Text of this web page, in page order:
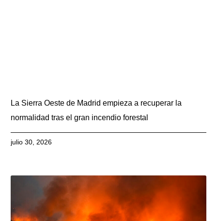
La Sierra Oeste de Madrid empieza a recuperar la
normalidad tras el gran incendio forestal
julio 30, 2026